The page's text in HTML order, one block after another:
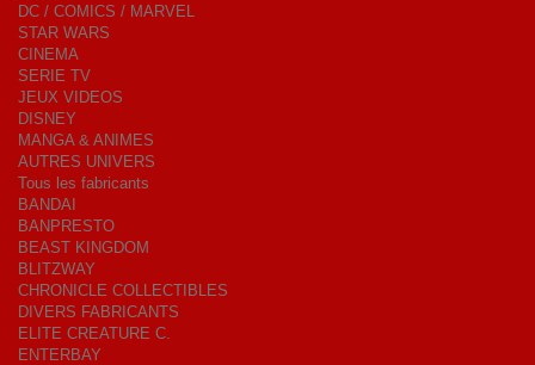
DC / COMICS / MARVEL
STAR WARS
CINEMA
SERIE TV
JEUX VIDEOS
DISNEY
MANGA & ANIMES
AUTRES UNIVERS
Tous les fabricants
BANDAI
BANPRESTO
BEAST KINGDOM
BLITZWAY
CHRONICLE COLLECTIBLES
DIVERS FABRICANTS
ELITE CREATURE C.
ENTERBAY